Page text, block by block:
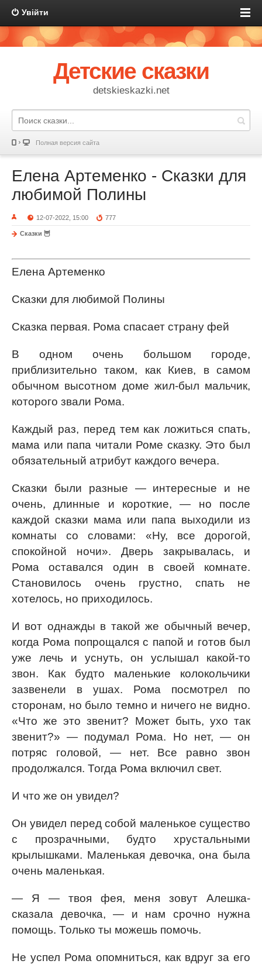
Увійти
Детские сказки
detskieskazki.net
Полная версия сайта
Елена Артеменко - Сказки для
любимой Полины
12-07-2022, 15:00 777
Сказки 🦉
Елена Артеменко
Сказки для любимой Полины
Сказка первая. Рома спасает страну фей
В одном очень большом городе,
приблизительно таком, как Киев, в самом
обычном высотном доме жил-был мальчик,
которого звали Рома.
Каждый раз, перед тем как ложиться спать,
мама или папа читали Роме сказку. Это был
обязательный атрибут каждого вечера.
Сказки были разные — интересные и не
очень, длинные и короткие, — но после
каждой сказки мама или папа выходили из
комнаты со словами: «Ну, все дорогой,
спокойной ночи». Дверь закрывалась, и
Рома оставался один в своей комнате.
Становилось очень грустно, спать не
хотелось, но приходилось.
И вот однажды в такой же обычный вечер,
когда Рома попрощался с папой и готов был
уже лечь и уснуть, он услышал какой-то
звон. Как будто маленькие колокольчики
зазвенели в ушах. Рома посмотрел по
сторонам, но было темно и ничего не видно.
«Что же это звенит? Может быть, ухо так
звенит?» — подумал Рома. Но нет, — он
потряс головой, — нет. Все равно звон
продолжался. Тогда Рома включил свет.
И что же он увидел?
Он увидел перед собой маленькое существо
с прозрачными, будто хрустальными
крылышками. Маленькая девочка, она была
очень маленькая.
— Я — твоя фея, меня зовут Алешка-
сказала девочка, — и нам срочно нужна
помощь. Только ты можешь помочь.
Не успел Рома опомниться, как вдруг за его